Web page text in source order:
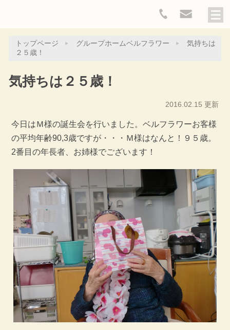
トップページ グループホームベルフラワー
気持ちは
２５歳！
気持ちは２５歳！
2016.02.15 更新
今日はＭ様の誕生会を行いました。ベルフラワーお客様
の平均年齢90,3歳ですが・・・Ｍ様はなんと！９５歳。
2番目の年長者、お姉様でございます！